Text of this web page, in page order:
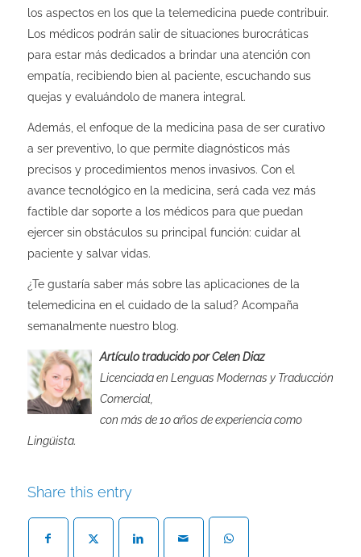
los aspectos en los que la telemedicina puede contribuir.
Los médicos podrán salir de situaciones burocráticas
para estar más dedicados a brindar una atención con
empatía, recibiendo bien al paciente, escuchando sus
quejas y evaluándolo de manera integral.
Además, el enfoque de la medicina pasa de ser curativo
a ser preventivo, lo que permite diagnósticos más
precisos y procedimientos menos invasivos. Con el
avance tecnológico en la medicina, será cada vez más
factible dar soporte a los médicos para que puedan
ejercer sin obstáculos su principal función: cuidar al
paciente y salvar vidas.
¿Te gustaría saber más sobre las aplicaciones de la
telemedicina en el cuidado de la salud? Acompaña
semanalmente nuestro blog.
Artículo traducido por Celen Diaz
Licenciada en Lenguas Modernas y Traducción
Comercial,
con más de 10 años de experiencia como
Lingüista.
Share this entry